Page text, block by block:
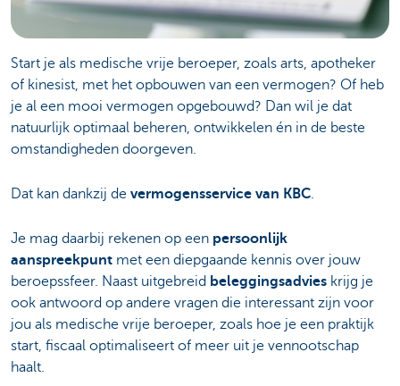
Start je als medische vrije beroeper, zoals arts, apotheker
of kinesist, met het opbouwen van een vermogen? Of heb
je al een mooi vermogen opgebouwd? Dan wil je dat
natuurlijk optimaal beheren, ontwikkelen én in de beste
omstandigheden doorgeven.
Dat kan dankzij de vermogensservice van KBC.
Je mag daarbij rekenen op een persoonlijk
aanspreekpunt met een diepgaande kennis over jouw
beroepssfeer. Naast uitgebreid beleggingsadvies krijg je
ook antwoord op andere vragen die interessant zijn voor
jou als medische vrije beroeper, zoals hoe je een praktijk
start, fiscaal optimaliseert of meer uit je vennootschap
haalt.